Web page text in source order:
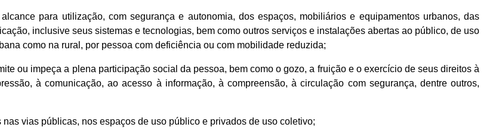
para utilização, com segurança e autonomia, dos espaços, mobiliários e equipamentos urbanos, das
inclusive seus sistemas e tecnologias, bem como outros serviços e instalações abertas ao público, de uso
como na rural, por pessoa com deficiência ou com mobilidade reduzida;
ou impeça a plena participação social da pessoa, bem como o gozo, a fruição e o exercício de seus direitos à
à comunicação, ao acesso à informação, à compreensão, à circulação com segurança, dentre outros,
vias públicas, nos espaços de uso público e privados de uso coletivo;